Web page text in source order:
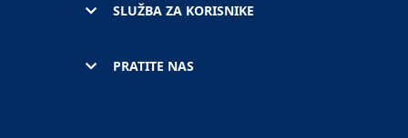
SLUŽBA ZA KORISNIKE
PRATITE NAS